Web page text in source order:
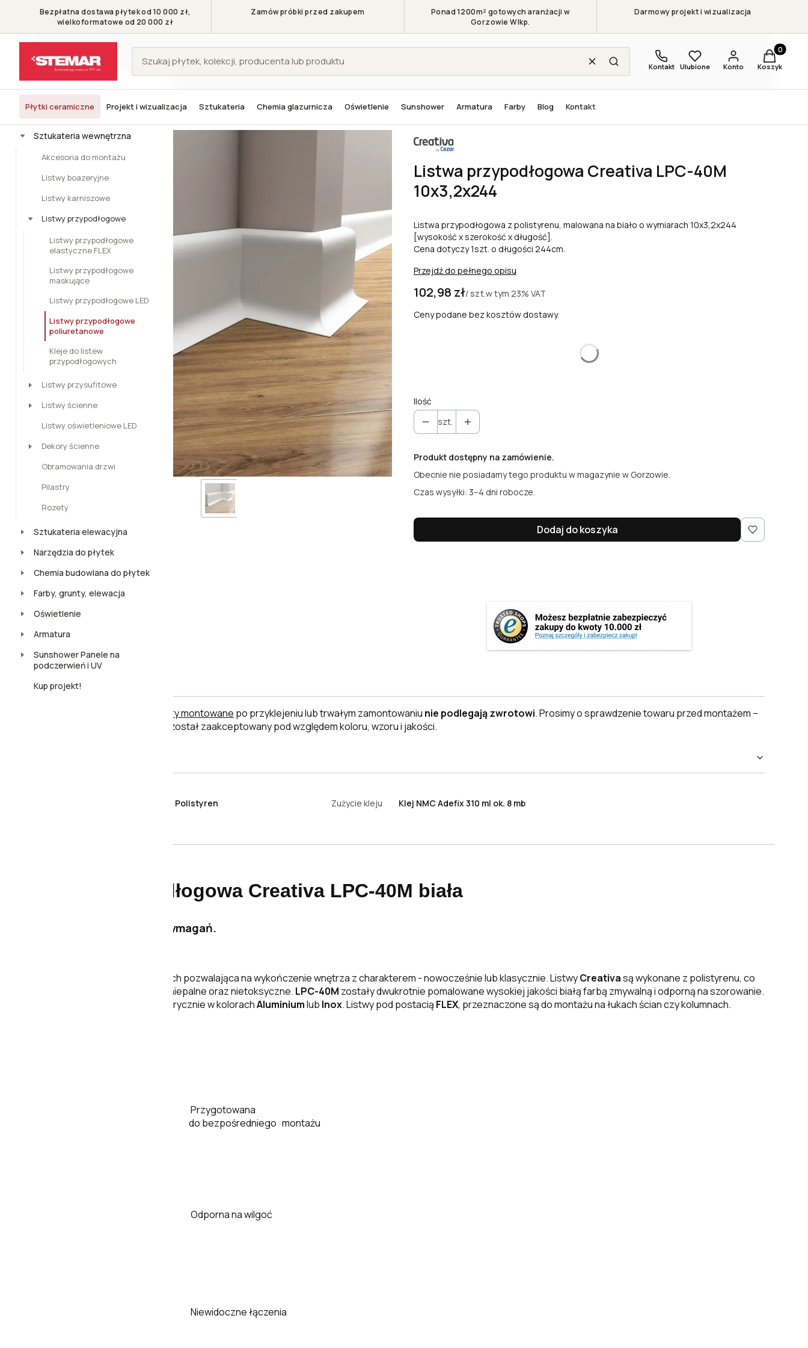
Bezpłatna dostawa płytek od 10 000 zł,
wielkoformatowe od 20 000 zł
Zamów próbki przed zakupem
Ponad 1200m² gotowych aranżacji w
Gorzowie Wlkp.
Darmowy projekt i wizualizacja
Wyczyść
Szukaj
Kontakt Ulubione Konto
Produkty
Koszyk
Płytki ceramiczne Projekt i wizualizacja Sztukateria Chemia glazurnicza Oświetlenie Sunshower Armatura Farby Blog Kontakt
Stemar - Symbol pięknego wnętrza Sztukateria wewnętrzna Listwy przypodłogowe Listwy przypodłogowe poliuretanowe Listwa przypodłogowa Creativa LPC-40M 10x3,2x244
KATEGORIE
Płytki
Sztukateria wewnętrzna
Akcesoria do montażu
Listwy boazeryjne
Listwy karniszowe
Listwy przypodłogowe
Listwy przypodłogowe
elastyczne FLEX
Listwy przypodłogowe
maskujące
Listwy przypodłogowe LED
Listwy przypodłogowe
poliuretanowe
Kleje do listew
przypodłogowych
Listwy przysufitowe
Listwy ścienne
Listwy oświetleniowe LED
Dekory ścienne
Obramowania drzwi
Pilastry
Rozety
Sztukateria elewacyjna
Narzędzia do płytek
Chemia budowlana do płytek
Farby, grunty, elewacja
Oświetlenie
Armatura
Sunshower Panele na
podczerwień i UV
Kup projekt!
Listwa przypodłogowa Creativa LPC-40M
10x3,2x244
Listwa przypodłogowa z polistyrenu, malowana na biało o wymiarach 10x3,2x244
[wysokość x szerokość x długość].
Cena dotyczy 1szt. o długości 244cm.
Przejdź do pełnego opisu
Cena
102,98 zł/ szt.w tym 23% VAT
Ceny podane bez kosztów dostawy.
Poszczególne warianty mogą różnić się ceną
Ilość
szt.
Produkt dostępny na zamówienie.
Obecnie nie posiadamy tego produktu w magazynie w Gorzowie.
Czas wysyłki: 3–4 dni robocze.
Dodaj do koszyka
Uwaga
Płytki ceramiczne i inne towary montowane po przyklejeniu lub trwałym zamontowaniu nie podlegają zwrotowi. Prosimy o sprawdzenie towaru przed montażem –
po jego użyciu uznaje się, że został zaakceptowany pod względem koloru, wzoru i jakości.
Polistyren Zużycie kleju Klej NMC Adefix 310 ml ok. 8 mb
Listwa przypodłogowa Creativa LPC-40M biała
Listwa dopasowana do wymagań.
Kolekcja listew przypodłogowych pozwalająca na wykończenie wnętrza z charakterem - nowocześnie lub klasycznie. ListwyCreativasą wykonane z polistyrenu, co
zapewnia, że są lekkie, trwałe, niepalne oraz nietoksyczne. LPC-40M zostały dwukrotnie pomalowane wysokiej jakości białą farbą zmywalną i odporną na szorowanie.
Niektóre modele, występują fabrycznie w kolorachAluminiumlub Inox. Listwy pod postacią FLEX, przeznaczone są do montażu na łukach ścian czy kolumnach.
Przygotowana
do bezpośredniego montażu
Odporna na wilgoć
Niewidoczne łączenia